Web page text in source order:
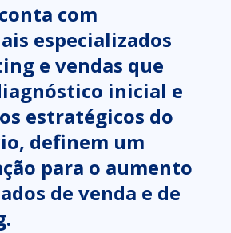
com
especializados
e vendas que
inicial e
estratégicos do
definem um
para o aumento
de venda e de